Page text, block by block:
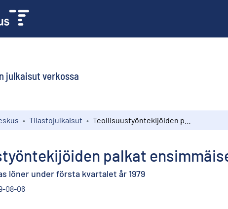
julkaisut verkossa
Tilastojulkaisut
palkat
löner under första kvartalet år 1979
08-06